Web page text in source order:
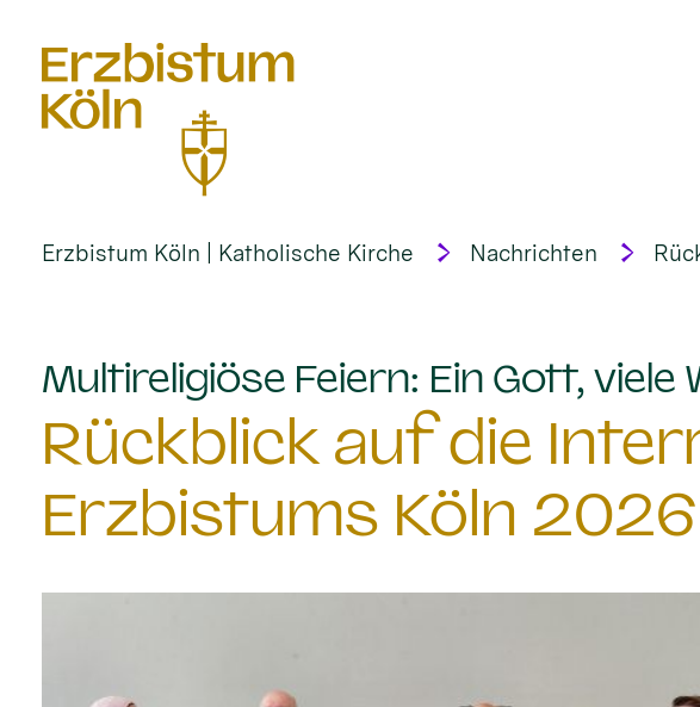
Erzbistum Köln | Katholische Kirche Nachrichten
Multireligiöse Feiern: Ein Gott, viele
Rückblick auf die
Erzbistums Köln 2026